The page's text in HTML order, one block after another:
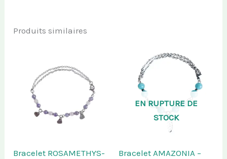
Produits similaires
Bracelet ROSAMETHYS-
EN RUPTURE DE
STOCK
Bracelet AMAZONIA –